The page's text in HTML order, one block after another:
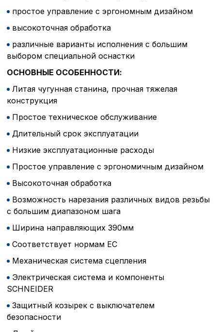
простое управление с эргономным дизайном
высокоточная обработка
различные варианты исполнения с большим
выбором специальной оснастки
ОСНОВНЫЕ ОСОБЕННОСТИ:
Литая чугунная станина, прочная тяжелая
конструкция
Простое техническое обслуживание
Длительный срок эксплуатации
Низкие эксплуатационные расходы
Простое управление с эргономичным дизайном
Высокоточная обработка
Возможность нарезания различных видов резьбы
с большим диапазоном шага
Ширина направляющих 390мм
Соответствует нормам ЕС
Механическая система сцепления
Электрическая система и компоненты
SCHNEIDER
Защитный козырек с выключателем
безопасности